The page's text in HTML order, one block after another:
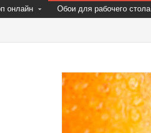
онлайн Обои для рабочего стола